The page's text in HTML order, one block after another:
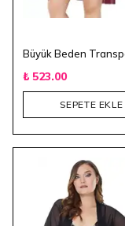
₺ 523.00
SEPETE EKLE